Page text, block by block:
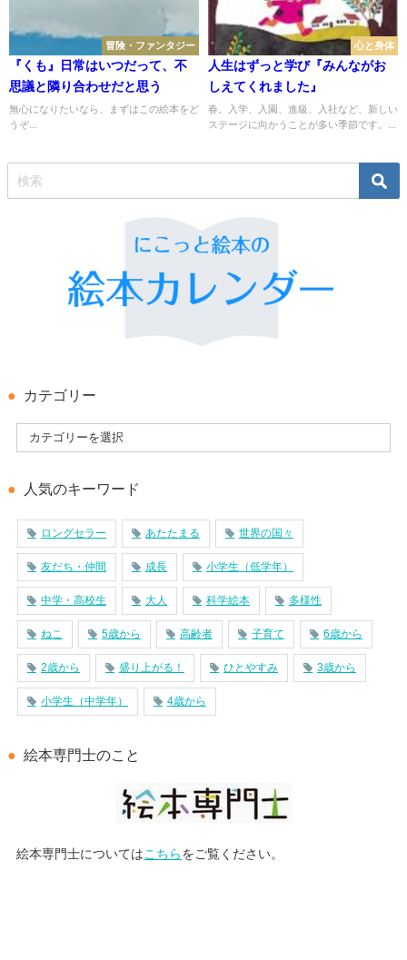
冒険・ファンタジー
『くも』日常はいつだって、不
思議と隣り合わせだと思う
無心になりたいなら、まずはこの絵本をど
うぞ...
心と身体
人生はずっと学び『みんながお
しえてくれました』
春。入学、入園、進級、入社など、新しい
ステージに向かうことが多い季節です。...
カテゴリー
人気のキーワード
ロングセラー あたたまる 世界の国々
友だち・仲間 成長 小学生（低学年）
中学・高校生 大人 科学絵本 多様性
ねこ 5歳から 高齢者 子育て 6歳から
2歳から 盛り上がる！ ひとやすみ 3歳から
小学生（中学年） 4歳から
絵本専門士のこと
絵本専門士については こちら をご覧ください。